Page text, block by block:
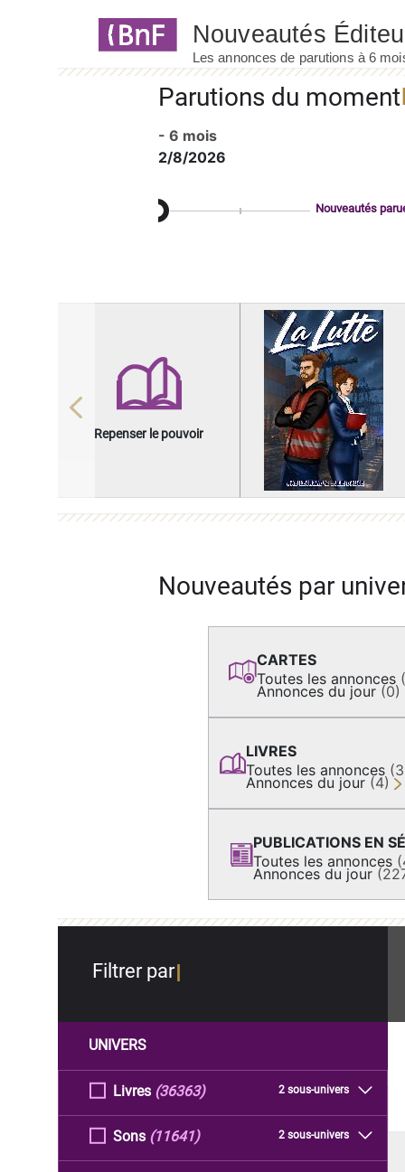
Parutions du moment
- 6 mois
2/8/2026
Nouveautés
Repenser le pouvoir
Previous
Nouveautés par
CARTES
Toutes les annonces
Annonces du jour (0)
LIVRES
Toutes les annonces
Annonces du jour (4)
PUBLICATIONS EN
Toutes les annonces
Annonces du jour
Filtrer par
UNIVERS
Livres 2 sous-univers
(36363)
Sons 2 sous-univers
(11641)